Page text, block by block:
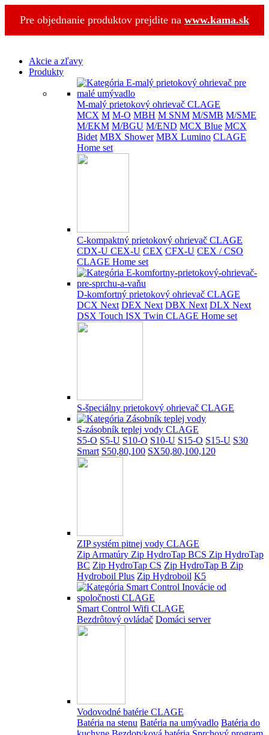
Pre objednanie produktov prejdite na www.kama.sk
Akcie a zľavy
Produkty
M-malý prietokový ohrievač CLAGE
MCX M M-O MBH M SNM M/SMB M/SME
M/EKM M/BGU M/END MCX Blue MCX
Bidet MBX Shower MBX Lumino CLAGE
Home set
C-kompaktný prietokový ohrievač CLAGE
CDX-U CEX-U CEX CFX-U CEX / CSO
CLAGE Home set
D-komfortný prietokový ohrievač CLAGE
DCX Next DEX Next DBX Next DLX Next
DSX Touch ISX Twin CLAGE Home set
S-špeciálny prietokový ohrievač CLAGE
S-zásobník teplej vody CLAGE
S5-O S5-U S10-O S10-U S15-O S15-U S30
Smart S50,80,100 SX50,80,100,120
ZIP systém pitnej vody CLAGE
Zip Armatúry Zip HydroTap BCS Zip HydroTap
BC Zip HydroTap CS Zip HydroTap B Zip
Hydroboil Plus Zip Hydroboil K5
Smart Control Wifi CLAGE
Bezdrôtový ovládač Domáci server
Vodovodné batérie CLAGE
Batéria na stenu Batéria na umývadlo Batéria do